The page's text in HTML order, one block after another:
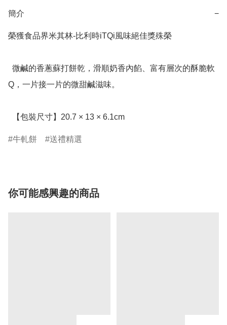
簡介 −
榮獲食品界米其林-比利時iTQi風味絕佳獎殊榮
Q，一片接一片的微甜鹹滋味。
  【包裝尺寸】20.7 × 13 × 6.1cm
牛軋餅 送禮精選
你可能感興趣的商品